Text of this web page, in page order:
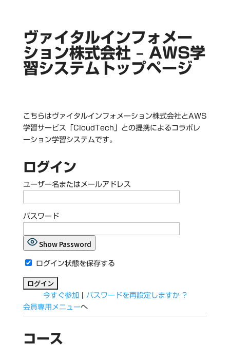
ヴァイタルインフォメー
ション株式会社 – AWS学
習システムトップページ
こちらはヴァイタルインフォメーション株式会社とAWS
学習サービス「CloudTech」との提携によるコラボレ
ーション学習システムです。
ログイン
ユーザー名またはメールアドレス
パスワード
Show Password
ログイン状態を保存する
今すぐ参加
パスワードを再設定しますか ?
会員専用メニューへ
コース